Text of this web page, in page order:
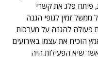
פיתח פלג את קשרי
זמין לגופי הגנה
פעולה להגנה על מערכות
הוכיח את עצמו באירועים
שיא הפעילות היה